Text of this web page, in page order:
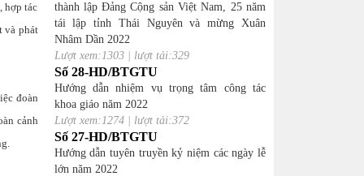
hợp tác
và phát
đoàn
cảnh
thành lập Đảng Cộng sản Việt Nam, 25 năm
tái lập tỉnh Thái Nguyên và mừng Xuân
Nhâm Dần 2022
Lượt xem:1303 | lượt tải:329
Số 28-HD/BTGTU
Hướng dẫn nhiệm vụ trọng tâm công tác
khoa giáo năm 2022
Lượt xem:1274 | lượt tải:372
Số 27-HD/BTGTU
Hướng dẫn tuyên truyền kỷ niệm các ngày lễ
lớn năm 2022